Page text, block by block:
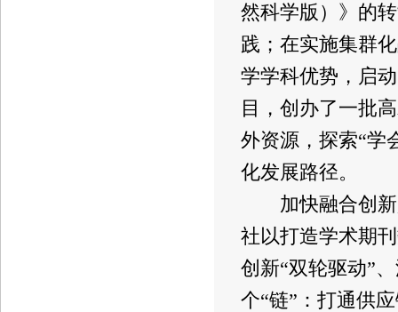
然科学版）》的
践；在实施集群
学学科优势，启
目，创办了一批
外资源，探索“学
化发展路径。
加快融合创新
社以打造学术期
创新“双轮驱动”
个“链”：打通供